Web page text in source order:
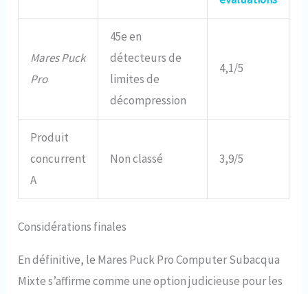
Mares Puck
Pro
45e en
détecteurs de
limites de
décompression
4,1/5
Produit
concurrent
A
Non classé 3,9/5
Considérations finales
En définitive, le Mares Puck Pro Computer Subacqua
Mixte s’affirme comme une option judicieuse pour les